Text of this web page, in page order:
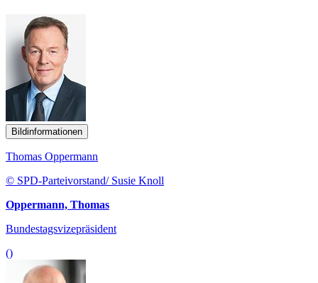
Bildinformationen
Thomas Oppermann
© SPD-Parteivorstand/ Susie Knoll
Oppermann, Thomas
Bundestagsvizepräsident
()